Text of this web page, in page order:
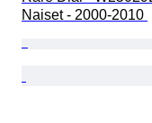
Naiset - 2000-2010